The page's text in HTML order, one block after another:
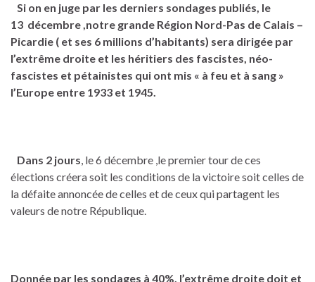
Si on en juge par les derniers sondages publiés, le
13 décembre ,notre grande Région Nord-Pas de Calais –
Picardie ( et ses 6 millions d’habitants) sera dirigée par
l’extrême droite et les héritiers des fascistes, néo-
fascistes et pétainistes qui ont mis « à feu et à sang »
l’Europe entre 1933 et 1945.
Dans 2 jours, le 6 décembre ,le premier tour de ces
élections créera soit les conditions de la victoire soit celles de
la défaite annoncée de celles et de ceux qui partagent les
valeurs de notre République.
Donnée par les sondages à 40%, l’extrême droite doit et